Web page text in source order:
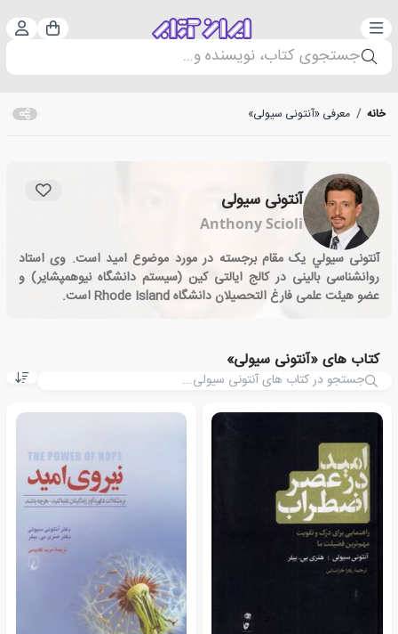
دسته‌بندی سبد
جستجوی کتاب، نویسنده و...
خانه / معرفی «آنتونی سیولی»
آنتونی سیولی
Anthony Scioli
آنتونی سيولي یک مقام برجسته در مورد موضوع امید است. وی استاد
روانشناسی بالینی در کالج ایالتی کین (سیستم دانشگاه نیوهمپشایر) و
عضو هیئت علمی فارغ التحصیلان دانشگاه Rhode Island است.
کتاب های «آنتونی سیولی»